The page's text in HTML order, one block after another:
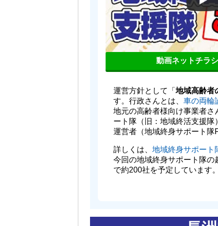
動画ネットチラ
運営方針として「 地域高齢者
す。行政さんとは、 車の両輪
地元の高齢者様向け事業者
ート隊（旧：地域終活支援
運営者（地域終身サポート
詳しくは、 地域終身サポート
今回の地域終身サポート隊
で約200社を予定しています